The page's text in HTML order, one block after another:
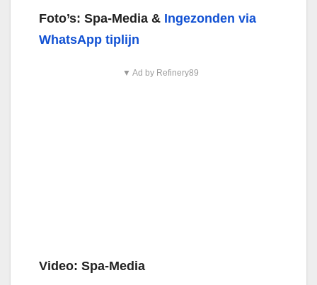
Foto’s: Spa-Media & Ingezonden via
WhatsApp tiplijn
▼ Ad by Refinery89
Video: Spa-Media